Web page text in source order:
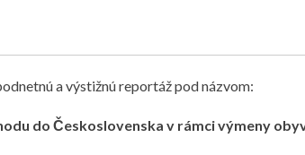
a výstižnú reportáž pod názvom:
do Československa v rámci výmeny